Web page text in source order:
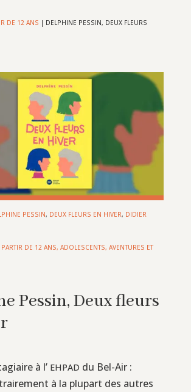
DE 12 ANS | DELPHINE PESSIN, DEUX FLEURS
PESSIN, DEUX FLEURS EN HIVER, DIDIER
PARTIR DE 12 ANS, ADOLESCENTS, AVENTURES ET
Pessin, Deux fleurs
à l’ EHPAD du Bel-Air :
à la plupart des autres